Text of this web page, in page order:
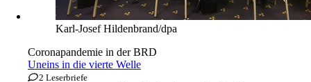
Inland